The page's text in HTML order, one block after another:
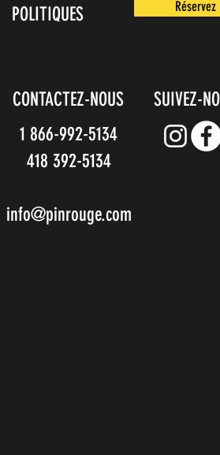
POLITIQUES Réservez
CONTACTEZ-NOUS
1 866-992-5134
418 392-5134
info@pinrouge.com
SUIVEZ-